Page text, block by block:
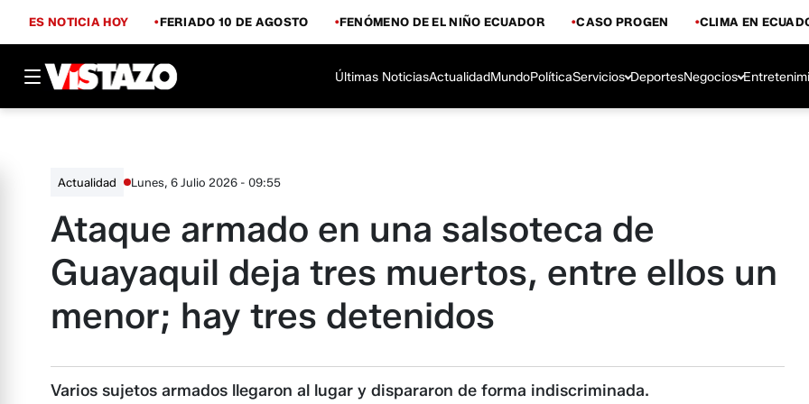
ES NOTICIA HOY FERIADO 10 DE AGOSTO FENÓMENO DE EL NIÑO ECUADOR CASO PROGEN CLIMA EN
Últimas NoticiasActualidadMundoPolíticaServicios DeportesNegocios
Actualidad Lunes, 6 Julio 2026 - 09:55
Ataque armado en una salsoteca de
Guayaquil deja tres muertos, entre ellos un
menor; hay tres detenidos
Varios sujetos armados llegaron al lugar y dispararon de forma indiscriminada.